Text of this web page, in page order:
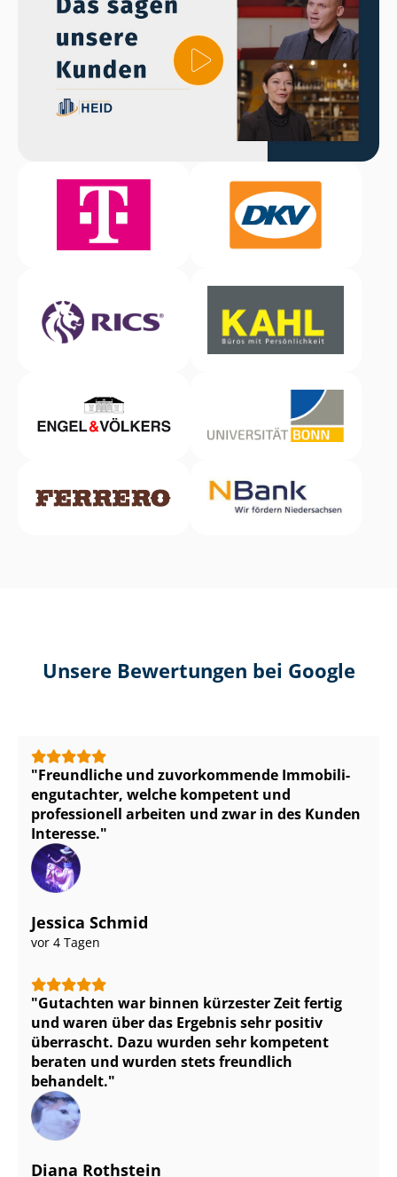
Unsere Bewertungen bei Google
Freundliche und zuvorkommende Im­mo­bi­li­
en­gut­ach­ter, welche kompetent und
professionell arbeiten und zwar in des Kunden
Interesse.
Jessica Schmid
vor 4 Tagen
Gutachten war binnen kürzester Zeit fertig
und waren über das Ergebnis sehr positiv
überrascht. Dazu wurden sehr kompetent
beraten und wurden stets freundlich
behandelt.
Diana Rothstein